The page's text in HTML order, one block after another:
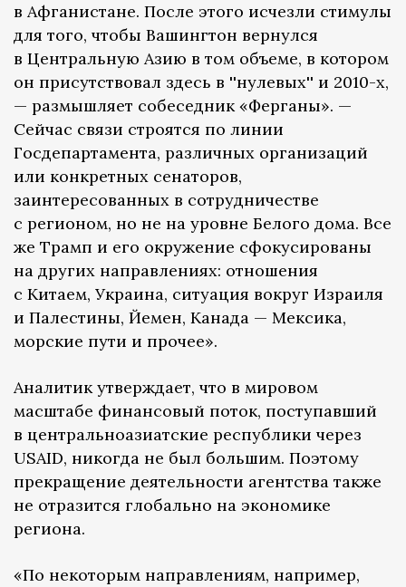
в Афганистане. После этого исчезли стимулы
для того, чтобы Вашингтон вернулся
в Центральную Азию в том объеме, в котором
он присутствовал здесь в ''нулевых'' и 2010-х,
— размышляет собеседник «Ферганы». —
Сейчас связи строятся по линии
Госдепартамента, различных организаций
или конкретных сенаторов,
заинтересованных в сотрудничестве
с регионом, но не на уровне Белого дома. Все
же Трамп и его окружение сфокусированы
на других направлениях: отношения
с Китаем, Украина, ситуация вокруг Израиля
и Палестины, Йемен, Канада — Мексика,
морские пути и прочее».
Аналитик утверждает, что в мировом
масштабе финансовый поток, поступавший
в центральноазиатские республики через
USAID, никогда не был большим. Поэтому
прекращение деятельности агентства также
не отразится глобально на экономике
региона.
«По некоторым направлениям, например,